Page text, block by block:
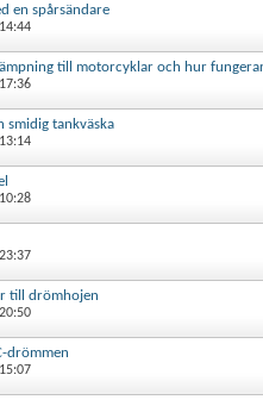
en spårsändare
till motorcyklar och hur
smidig tankväska
till drömhojen
drömmen